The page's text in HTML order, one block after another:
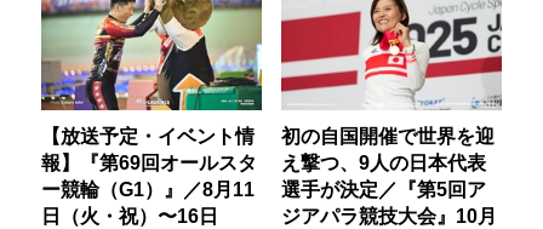
【放送予定・イベント情
報】『第69回オールスタ
ー競輪（G1）』／8月11
日（火・祝）〜16日
初の自国開催で世界を迎
え撃つ、9人の日本代表
選手が決定／『第5回ア
ジアパラ競技大会』10月